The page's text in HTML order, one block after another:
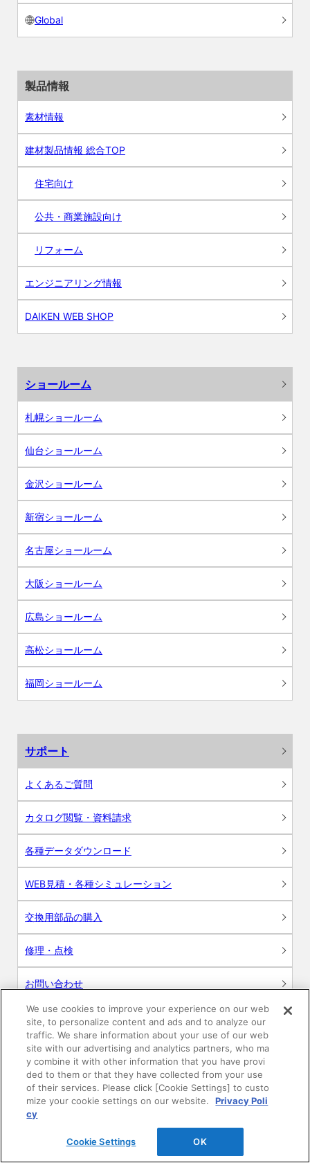
Global
製品情報
素材情報
建材製品情報 総合TOP
住宅向け
公共・商業施設向け
リフォーム
エンジニアリング情報
DAIKEN WEB SHOP
ショールーム
札幌ショールーム
仙台ショールーム
金沢ショールーム
新宿ショールーム
名古屋ショールーム
大阪ショールーム
広島ショールーム
高松ショールーム
福岡ショールーム
サポート
よくあるご質問
カタログ閲覧・資料請求
各種データダウンロード
WEB見積・各種シミュレーション
交換用部品の購入
修理・点検
お問い合わせ
ログイン
建築・設計関係者様向けサイト
ユーザー登録サービス
WEB見積システム
収納プランニングソフト
We use cookies to improve your experience on our web
site, to personalize content and ads and to analyze our
traffic. We share information about your use of our web
site with our advertising and analytics partners, who ma
y combine it with other information that you have provi
ded to them or that they have collected from your use
of their services. Please click [Cookie Settings] to custo
mize your cookie settings on our website.
Privacy Poli
cy
Cookie Settings OK